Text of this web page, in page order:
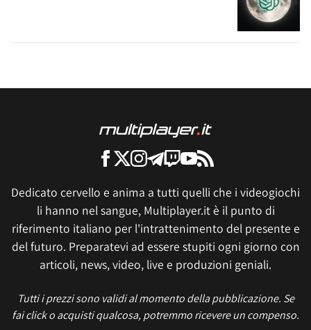
Dedicato cervello e anima a tutti quelli che i videogiochi
li hanno nel sangue, Multiplayer.it è il punto di
riferimento italiano per l'intrattenimento del presente e
del futuro. Preparatevi ad essere stupiti ogni giorno con
articoli, news, video, live e produzioni geniali.
Tutti i prezzi sono validi al momento della pubblicazione. Se
fai click o acquisti qualcosa, potremmo ricevere un compenso.